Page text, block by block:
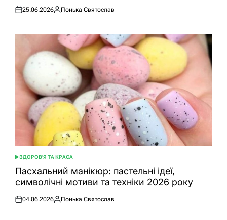
Оприлюднено
25.06.2026
Опубліковано
Понька Святослав
ОПУБЛІКУВАТИ
У
ЗДОРОВ'Я ТА КРАСА
Пасхальний манікюр: пастельні ідеї,
символічні мотиви та техніки 2026 року
Оприлюднено
04.06.2026
Опубліковано
Понька Святослав